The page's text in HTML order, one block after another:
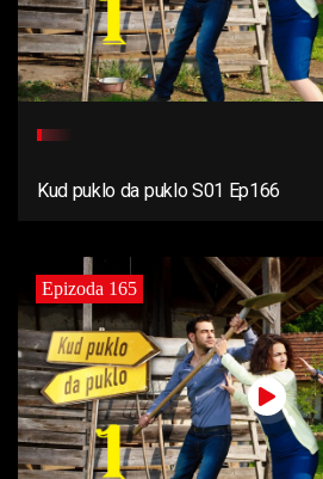
Kud puklo da puklo S01 Ep166
Epizoda 165